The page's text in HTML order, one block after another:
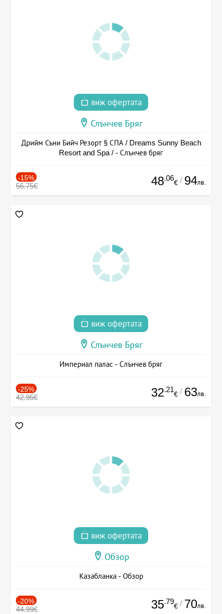
виж офертата
Слънчев Бряг
Дрийм Съни Бийч Резорт § СПА / Dreams Sunny Beach
Resort and Spa / - Слънчев бряг
-15%
56.75€ 48.06
€ / 94лв.
виж офертата
Слънчев Бряг
Империал палас - Слънчев бряг
-25%
42.95€ 32.21
€ / 63лв.
виж офертата
Обзор
Казабланка - Обзор
-20%
44.99€ 35.79
€ / 70лв.